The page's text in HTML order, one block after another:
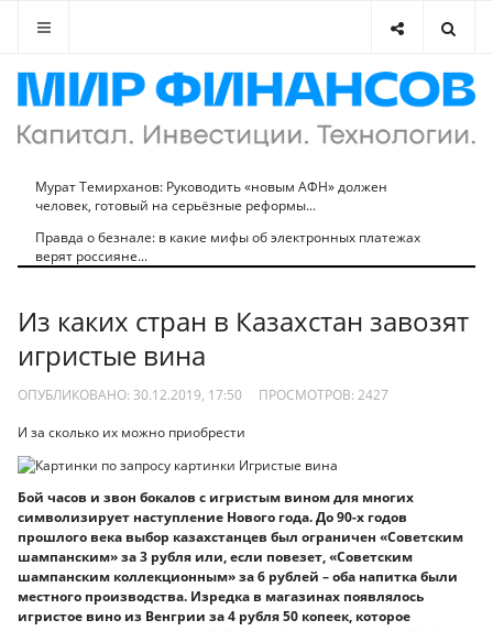
Мурат Темирханов: Руководить «новым АФН» должен
человек, готовый на серьёзные реформы...
Правда о безнале: в какие мифы об электронных платежах
верят россияне...
Из каких стран в Казахстан завозят
игристые вина
ОПУБЛИКОВАНО: 30.12.2019, 17:50 ПРОСМОТРОВ: 2427
И за сколько их можно приобрести
Бой часов и звон бокалов с игристым вином для многих
символизирует наступление Нового года. До 90-х годов
прошлого века выбор казахстанцев был ограничен «Советским
шампанским» за 3 рубля или, если повезет, «Советским
шампанским коллекционным» за 6 рублей – оба напитка были
местного производства. Изредка в магазинах появлялось
игристое вино из Венгрии за 4 рубля 50 копеек, которое